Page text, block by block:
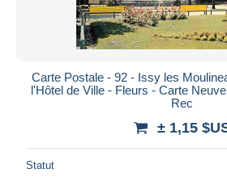
Carte Postale - 92 - Issy les
l'Hôtel de Ville - Fleurs - Carte
Rec
± 1,15
Statut